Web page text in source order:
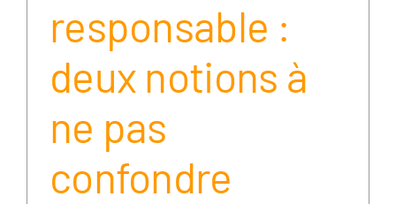
responsable :
deux notions à
ne pas
confondre